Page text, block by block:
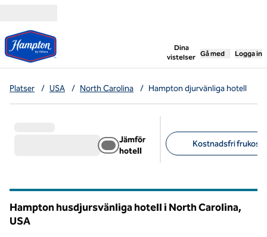
Dina
vistelser
,öppnar ny flik
Gå med Logga in
Platser / USA / North Carolina / Hampton djurvänliga hotell
Jämför
hotell
Kostnadsfri frukost
Hampton husdjursvänliga hotell i North Carolina,
USA